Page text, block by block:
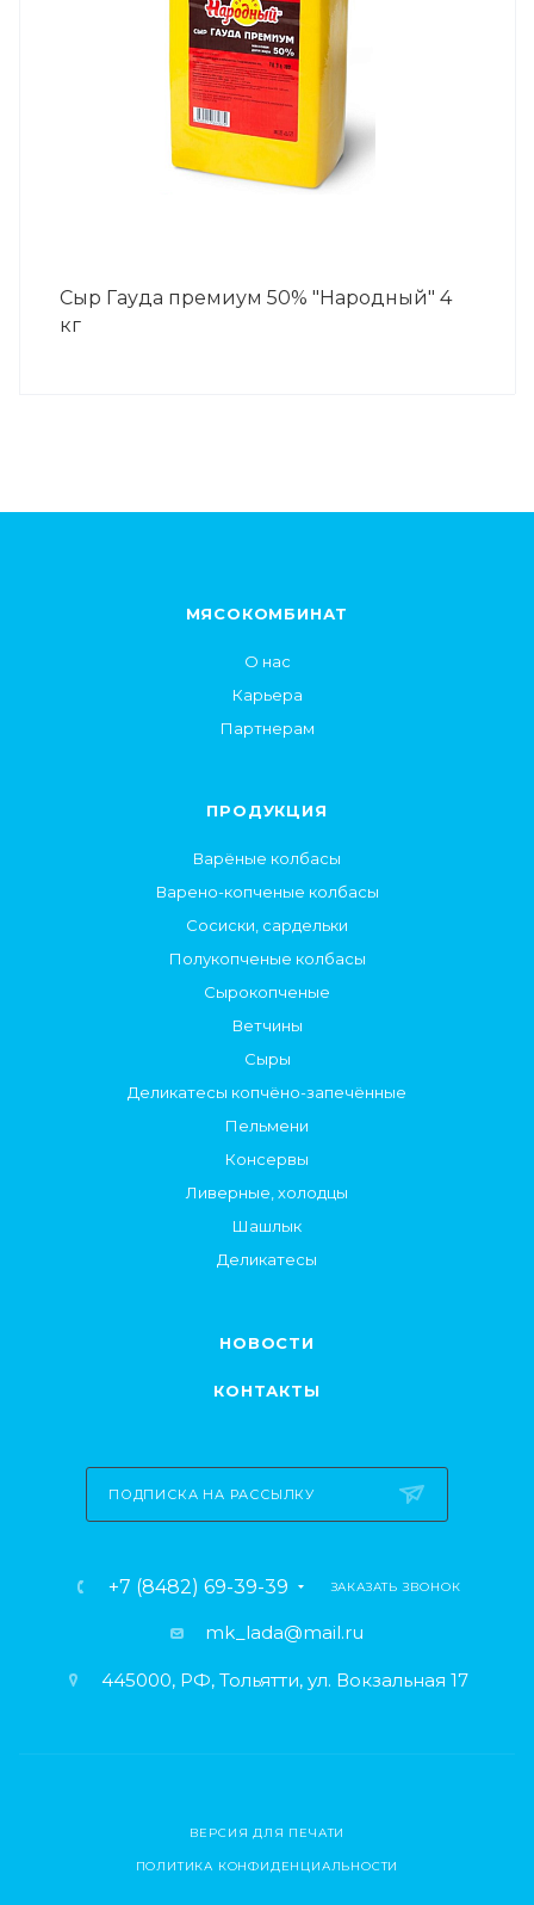
Сыр Гауда премиум 50% "Народный" 4
кг
МЯСОКОМБИНАТ
О нас
Карьера
Партнерам
ПРОДУКЦИЯ
Варёные колбасы
Варено-копченые колбасы
Сосиски, сардельки
Полукопченые колбасы
Сырокопченые
Ветчины
Сыры
Деликатесы копчёно-запечённые
Пельмени
Консервы
Ливерные, холодцы
Шашлык
Деликатесы
НОВОСТИ
КОНТАКТЫ
ПОДПИСКА НА РАССЫЛКУ
+7 (8482) 69-39-39 ЗАКАЗАТЬ ЗВОНОК
mk_lada@mail.ru
445000, РФ, Тольятти, ул. Вокзальная 17
ВЕРСИЯ ДЛЯ ПЕЧАТИ
ПОЛИТИКА КОНФИДЕНЦИАЛЬНОСТИ